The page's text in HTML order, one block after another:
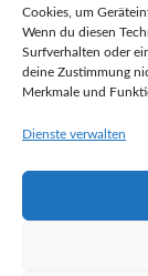
Cookies, um
Wenn du diesen
Surfverhalten oder
deine Zustimmung
Merkmale und
Dienste verwalten